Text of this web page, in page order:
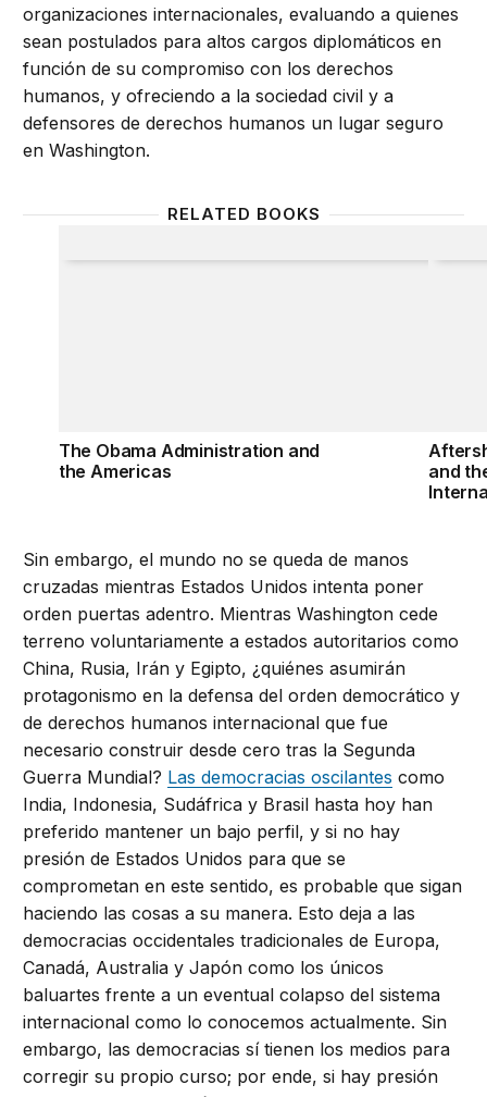
organizaciones internacionales, evaluando a quienes
sean postulados para altos cargos diplomáticos en
función de su compromiso con los derechos
humanos, y ofreciendo a la sociedad civil y a
defensores de derechos humanos un lugar seguro
en Washington.
RELATED BOOKS
The Obama Administration and
the Americas
and
Sin embargo, el mundo no se queda de manos
cruzadas mientras Estados Unidos intenta poner
orden puertas adentro. Mientras Washington cede
terreno voluntariamente a estados autoritarios como
China, Rusia, Irán y Egipto, ¿quiénes asumirán
protagonismo en la defensa del orden democrático y
de derechos humanos internacional que fue
necesario construir desde cero tras la Segunda
Guerra Mundial? Las democracias oscilantes como
India, Indonesia, Sudáfrica y Brasil hasta hoy han
preferido mantener un bajo perfil, y si no hay
presión de Estados Unidos para que se
comprometan en este sentido, es probable que sigan
haciendo las cosas a su manera. Esto deja a las
democracias occidentales tradicionales de Europa,
Canadá, Australia y Japón como los únicos
baluartes frente a un eventual colapso del sistema
internacional como lo conocemos actualmente. Sin
embargo, las democracias sí tienen los medios para
corregir su propio curso; por ende, si hay presión